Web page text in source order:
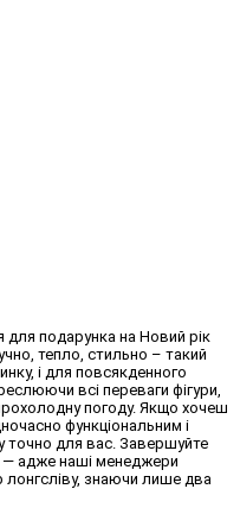
для подарунка на Новий рік
тепло, стильно – такий
і для повсякденного
всі переваги фігури,
погоду. Якщо хочеш
функціональним і
точно для вас. Завершуйте
— адже наші менеджери
лонгсліву, знаючи лише два